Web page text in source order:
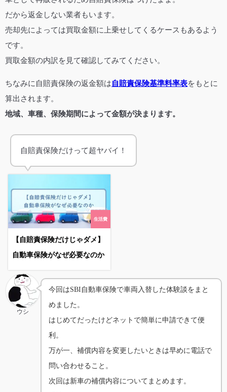
だから返金しない業者もいます。
売却先によっては買取金額に上乗せしてくるケースもあるよう
です。
買取金額の内訳を見て確認してみてください。
ちなみに自賠責保険の返金額は自賠責保険基準料率表をもとに
算出されます。
地域、車種、保険期間によって金額が決まります。
自賠責保険だけって超ヤバイ！
生活費
【自賠責保険だけじゃダメ】
自動車保険がなぜ必要なのか
ウシ
今回はSBI自動車保険で車両入替した体験談をまと
めました。
はじめてだったけどネットで簡単に申請できて便
利。
万が一、補償内容を変更したいときは早めに電話で
問い合わせること。
次回は新車の補償内容についてまとめます。